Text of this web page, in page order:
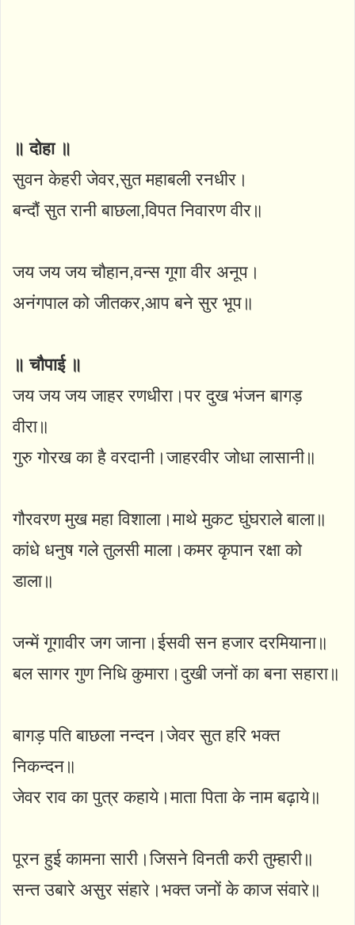
॥ दोहा ॥
सुवन केहरी जेवर,सुत महाबली रनधीर।
बन्दौं सुत रानी बाछला,विपत निवारण वीर॥
जय जय जय चौहान,वन्स गूगा वीर अनूप।
अनंगपाल को जीतकर,आप बने सुर भूप॥
॥ चौपाई ॥
जय जय जय जाहर रणधीरा।पर दुख भंजन बागड़
वीरा॥
गुरु गोरख का है वरदानी।जाहरवीर जोधा लासानी॥
गौरवरण मुख महा विशाला।माथे मुकट घुंघराले बाला॥
कांधे धनुष गले तुलसी माला।कमर कृपान रक्षा को
डाला॥
जन्में गूगावीर जग जाना।ईसवी सन हजार दरमियाना॥
बल सागर गुण निधि कुमारा।दुखी जनों का बना सहारा॥
बागड़ पति बाछला नन्दन।जेवर सुत हरि भक्त
निकन्दन॥
जेवर राव का पुत्र कहाये।माता पिता के नाम बढ़ाये॥
पूरन हुई कामना सारी।जिसने विनती करी तुम्हारी॥
सन्त उबारे असुर संहारे।भक्त जनों के काज संवारे॥